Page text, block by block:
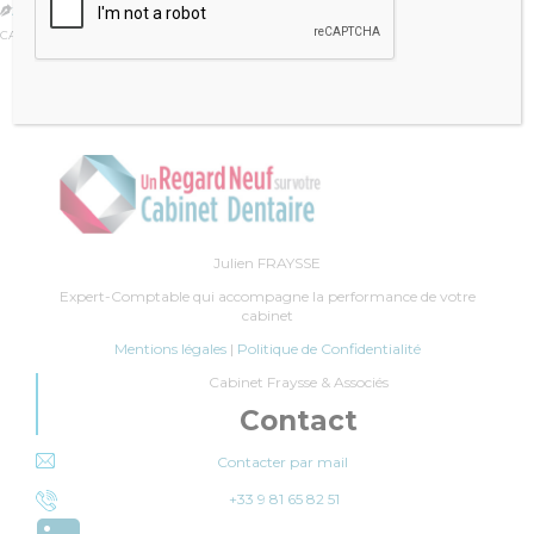
JULIEN FRAYSSE
CATÉGORIE :
Julien FRAYSSE
Expert-Comptable qui accompagne la performance de votre
cabinet
Mentions légales| Politique de Confidentialité
Cabinet Fraysse & Associés
Contact
Contacter par mail
+33 9 81 65 82 51